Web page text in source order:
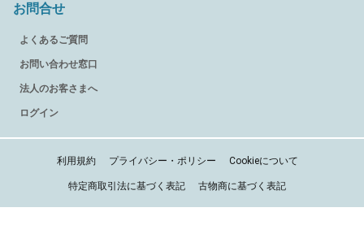
お問合せ
よくあるご質問
お問い合わせ窓口
法人のお客さまへ
ログイン
利用規約 プライバシー・ポリシー Cookieについて
特定商取引法に基づく表記 古物商に基づく表記